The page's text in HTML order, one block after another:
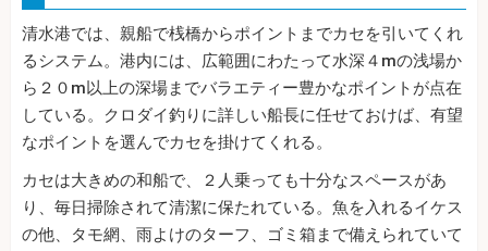
清水港では、親船で桟橋からポイントまでカセを引いてくれ
るシステム。港内には、広範囲にわたって水深４mの浅場か
ら２０m以上の深場までバラエティー豊かなポイントが点在
している。クロダイ釣りに詳しい船長に任せておけば、有望
なポイントを選んでカセを掛けてくれる。
カセは大きめの和船で、２人乗っても十分なスペースがあ
り、毎日掃除されて清潔に保たれている。魚を入れるイケス
の他、タモ網、雨よけのターフ、ゴミ箱まで備えられていて